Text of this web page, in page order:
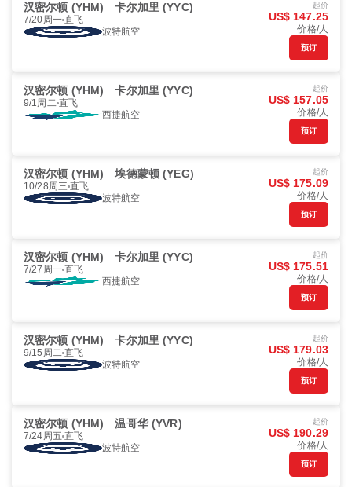
汉密尔顿 (YHM) 卡尔加里 (YYC)
7/20周一 直飞
波特航空
起价
US$ 147.25
价格/人
预订
汉密尔顿 (YHM) 卡尔加里 (YYC)
9/1周二 直飞
西捷航空
起价
US$ 157.05
价格/人
预订
汉密尔顿 (YHM) 埃德蒙顿 (YEG)
10/28周三 直飞
波特航空
起价
US$ 175.09
价格/人
预订
汉密尔顿 (YHM) 卡尔加里 (YYC)
7/27周一 直飞
西捷航空
起价
US$ 175.51
价格/人
预订
汉密尔顿 (YHM) 卡尔加里 (YYC)
9/15周二 直飞
波特航空
起价
US$ 179.03
价格/人
预订
汉密尔顿 (YHM) 温哥华 (YVR)
7/24周五 直飞
波特航空
起价
US$ 190.29
价格/人
预订